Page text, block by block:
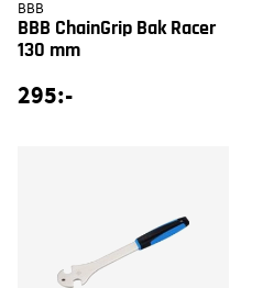
BBB
BBB ChainGrip Bak Racer
130 mm
295:-